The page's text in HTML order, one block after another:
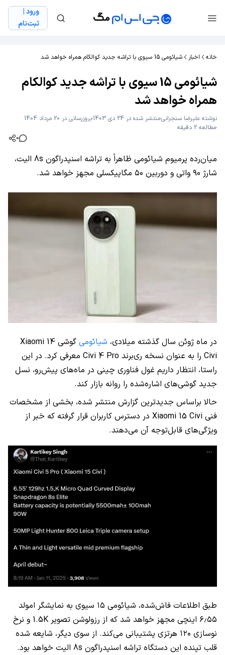
ورود |
ثبت‌نام
خانه اخبار شیائومی 15 سیوی با تراشه جدید کوالکام همراه خواهد شد
شیائومی 15 سیوی با تراشه جدید کوالکام
همراه خواهد شد
نوشته علیرضا سنجرانیمنتشر شده در 24 دی 1403
بروزرسانی در 20 مرداد 1404
مطالعه 2 دقیقه
0
میان‌رده پرمیوم شیائومی ظاهراً به تراشه اسنپدراگون 8s الیت،
شارژ ۹۰ واتی و دوربین ۵۰ مگاپیکسلی مجهز خواهد شد.
در ماه ژوئن سال گذشته میلادی، شیائومی
گوشی Xiaomi 14
Civi را به عنوان نسخه ری‌برند Civi 4 Pro‌ معرفی کرد. در این
راستا، انتظار داریم غول فناوری چینی در ماه‌های پیش‌رو، نسل
جدید گوشی‌های اشاره‌شده را روانه بازار کند.
حالا براساس جدیدترین گزارش منتشر شده، بخشی از مشخصات
فنی Xiaomi 15 Civi در دسترس کاربران قرار گرفته که خبر از
ویژگی‌های قابل‌توجه آن می‌دهند.
طبق اطلاعات فاش‌شده، شیائومی ۱۵ سیوی به نمایشگر امولد
۶٫۵۵ اینچی مجهز خواهد شد که از رزولوشن تصویر 1.5K و نرخ
نوسازی ۱۲۰ هرتزی پشتیبانی می‌کند. از سوی دیگر، شایعه شده
قلب تپنده این دستگاه تراشه اسنپدراگون 8s الیت خواهد بود.